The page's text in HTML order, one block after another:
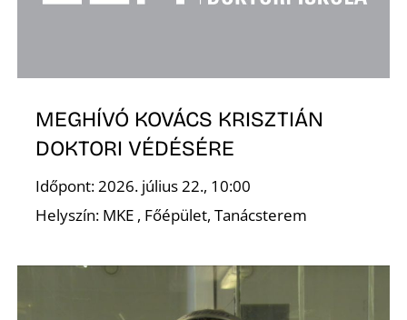
MEGHÍVÓ KOVÁCS KRISZTIÁN
DOKTORI VÉDÉSÉRE
Időpont: 2026. július 22., 10:00
Helyszín: MKE , Főépület, Tanácsterem